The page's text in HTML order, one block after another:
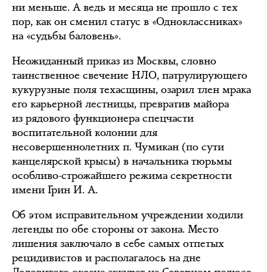
ни меньше. А ведь и месяца не прошло с тех
пор, как он сменил статус в «Одноклассниках»
на «судьбы баловень».
Неожиданный приказ из Москвы, словно
таинственное свечение НЛО, патрулирующего
кукурузные поля техасщины, озарил тлен мрака
его карьерной лестницы, превратив майора
из рядового функционера спецчасти
воспитательной колонии для
несовершеннолетних п. Чумикан (по сути
канцелярской крысы) в начальника тюрьмы
особливо-строжайшего режима секретности
имени Грин И. А.
Об этом исправительном учреждении ходили
легенды по обе стороны от закона. Место
лишения заключало в себе самых отпетых
рецидивистов и располагалось на дне